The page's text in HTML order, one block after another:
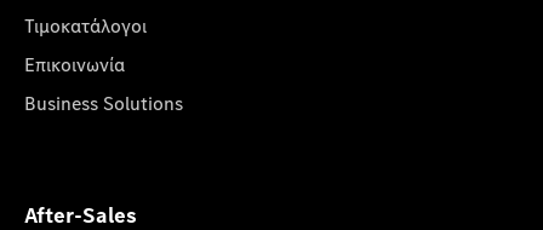
Τιμοκατάλογοι
Επικοινωνία
Business Solutions
After-Sales